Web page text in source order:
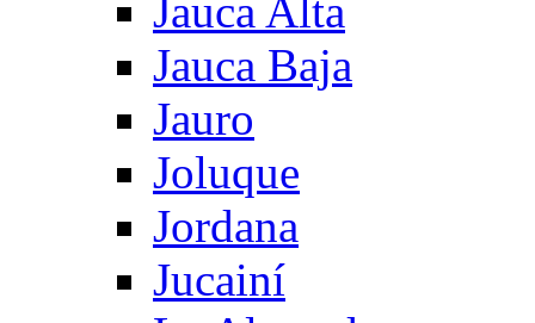
Jauca Alta
Jauca Baja
Jauro
Joluque
Jordana
Jucainí